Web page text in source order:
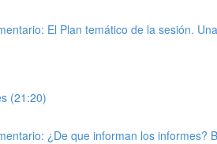
El Plan temático de la sesión.
(21:20)
¿De que informan los informes?